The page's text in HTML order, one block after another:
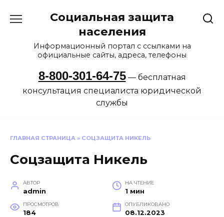
Социальная защита
населения
Информационный портал с ссылками на
официальные сайты, адреса, телефоны
8-800-301-64-75— бесплатная
консультация специалиста юридической
службы
ГЛАВНАЯ СТРАНИЦА » СОЦЗАЩИТА НИКЕЛЬ
Соцзащита Никель
АВТОР
admin
НА ЧТЕНИЕ
1 мин
ПРОСМОТРОВ
184
ОПУБЛИКОВАНО
08.12.2023